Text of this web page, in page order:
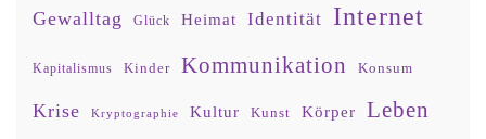
Gewalltag Glück Heimat Identität Internet
Kapitalismus Kinder Kommunikation Konsum
Krise Kryptographie Kultur Kunst Körper Leben